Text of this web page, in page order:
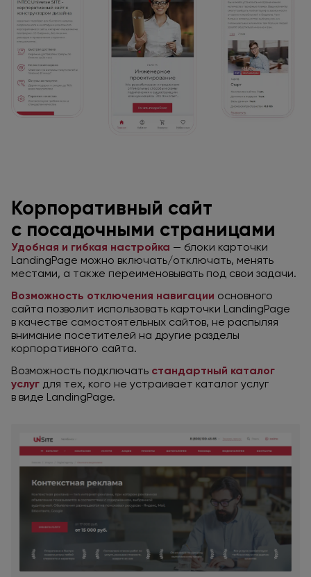
Корпоративный сайт
с посадочными страницами
Удобная и гибкая настройка — блоки карточки
LandingPage можно включать/отключать, менять
местами, а также переименовывать под свои задачи.
Возможность отключения навигации основного
сайта позволит использовать карточки LandingPage
в качестве самостоятельных сайтов, не распыляя
внимание посетителей на другие разделы
корпоративного сайта.
Возможность подключать стандартный каталог
услуг для тех, кого не устраивает каталог услуг
в виде LandingPage.